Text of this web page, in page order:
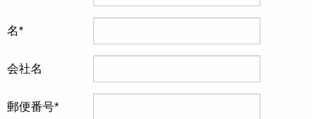
名
会社名
郵便番号